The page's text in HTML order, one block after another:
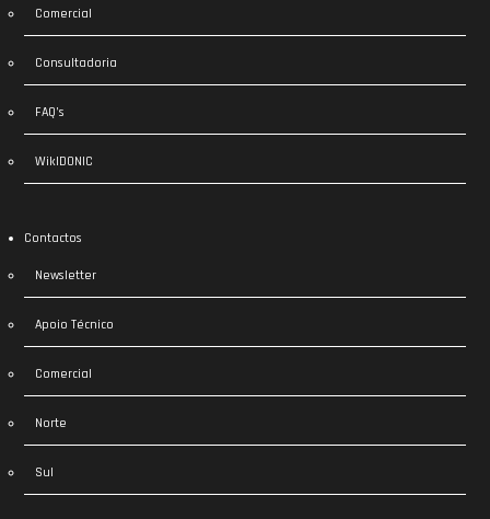
Comercial
Consultadoria
FAQ’s
WikIDONIC
Contactos
Newsletter
Apoio Técnico
Comercial
Norte
Sul